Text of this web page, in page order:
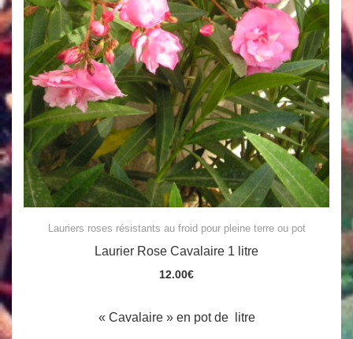
Lauriers roses résistants au froid pour pleine terre ou pot
Laurier Rose Cavalaire 1 litre
12.00€
« Cavalaire » en pot de litre